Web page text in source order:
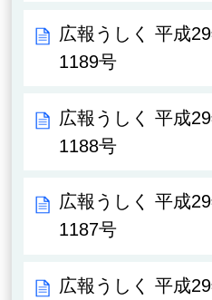
広報うしく 平成
1189号
広報うしく 平成
1188号
広報うしく 平成
1187号
広報うしく 平成